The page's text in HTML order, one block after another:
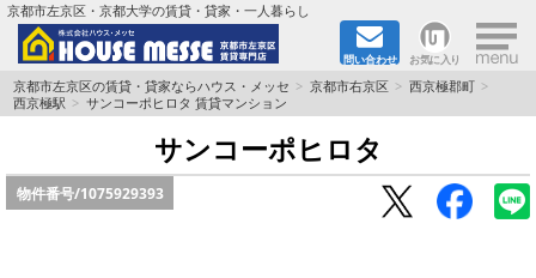
京都市左京区・京都大学の賃貸・貸家・一人暮らし
問い合わせ お気に入り ×
TOPページ
地域から検索
京都市左京区の賃貸・貸家ならハウス・メッセ 京都市右京区
西京極郡町
西京極駅
サンコーポヒロタ 賃貸マンション
サンコーポヒロタ
物件番号/1075929393